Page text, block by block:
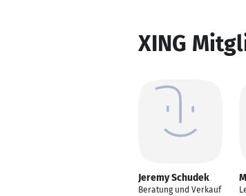
XING
Jeremy Schudek
Beratung und Verkauf